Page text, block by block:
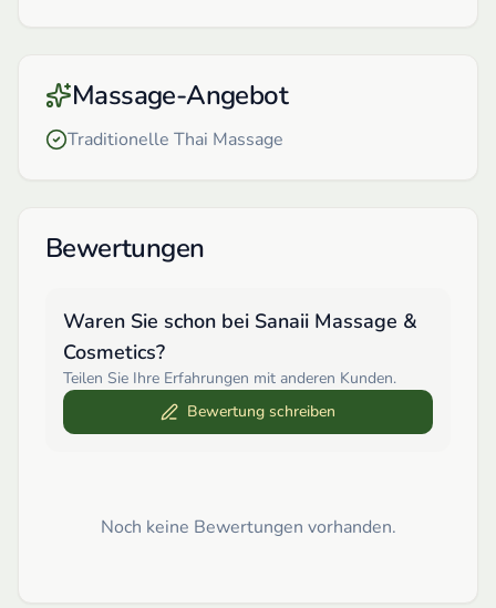
Massage-Angebot
Traditionelle Thai Massage
Bewertungen
Waren Sie schon bei Sanaii Massage &
Cosmetics?
Teilen Sie Ihre Erfahrungen mit anderen Kunden.
Bewertung schreiben
Noch keine Bewertungen vorhanden.